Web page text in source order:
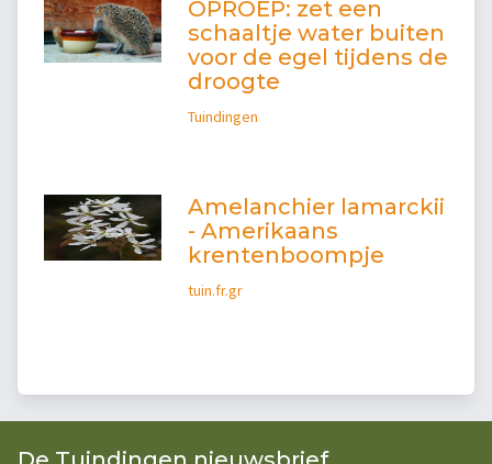
OPROEP: zet een
schaaltje water buiten
voor de egel tijdens de
droogte
Tuindingen
Amelanchier lamarckii
- Amerikaans
krentenboompje
tuin.fr.gr